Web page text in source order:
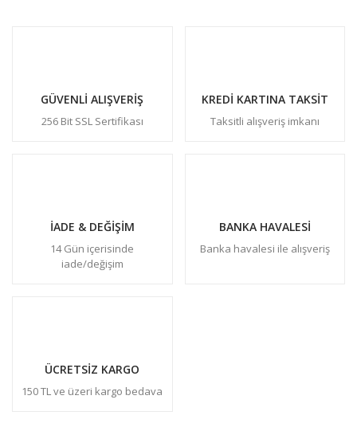
GÜVENLİ ALIŞVERİŞ
256 Bit SSL Sertifikası
KREDİ KARTINA TAKSİT
Taksitli alışveriş imkanı
İADE & DEĞİŞİM
14 Gün içerisinde
iade/değişim
BANKA HAVALESİ
Banka havalesi ile alışveriş
ÜCRETSİZ KARGO
150 TL ve üzeri kargo bedava